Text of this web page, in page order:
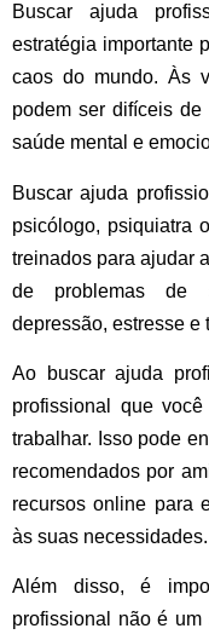
Buscar ajuda
estratégia importante
caos do mundo. Às
podem ser difíceis
saúde mental e
Buscar ajuda
psicólogo, psiquiatra
treinados para ajudar
de problemas de
depressão, estresse e
Ao buscar ajuda
profissional que
trabalhar. Isso pode
recomendados por
recursos online para
às suas necessidades.
Além disso, é
profissional não é